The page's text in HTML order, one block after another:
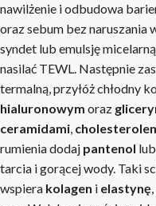
nawilżenie i odbudowa
oraz sebum bez
syndet lub emulsję
nasilać TEWL. Następnie
termalną, przyłóż chłodny
hialuronowym oraz
ceramidami,
rumienia dodaj pantenol lub
tarcia i gorącej wody. Taki
wspiera kolagen i elastynę